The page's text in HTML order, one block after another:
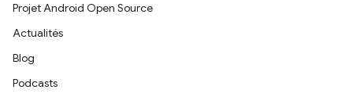
Projet Android Open Source
Actualités
Blog
Podcasts